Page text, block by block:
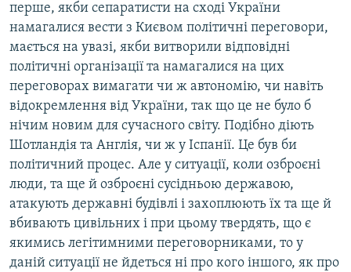
перше, якби сепаратисти на сході України
намагалися вести з Києвом політичні переговори,
мається на увазі, якби витворили відповідні
політичні організації та намагалися на цих
переговорах вимагати чи ж автономію, чи навіть
відокремлення від України, так що це не було б
нічим новим для сучасного світу. Подібно діють
Шотландія та Англія, чи ж у Іспанії. Це був би
політичний процес. Але у ситуації, коли озброєні
люди, та ще й озброєні сусідньою державою,
атакують державні будівлі і захоплюють їх та ще й
вбивають цивільних і при цьому твердять, що є
якимись легітимними переговорниками, то у
даній ситуації не йдеться ні про кого іншого, як про